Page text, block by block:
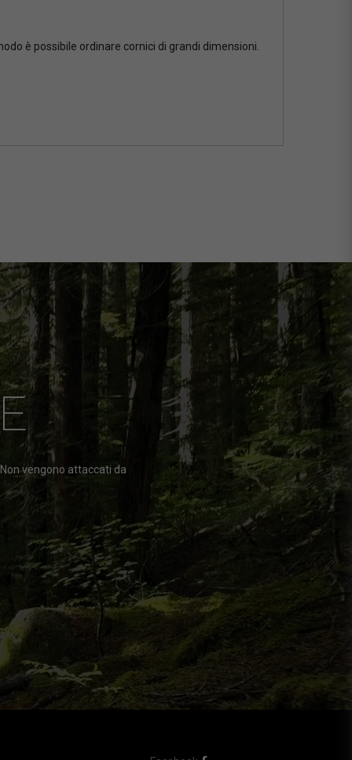
è possibile ordinare cornici di grandi dimensioni.
vengono attaccati da